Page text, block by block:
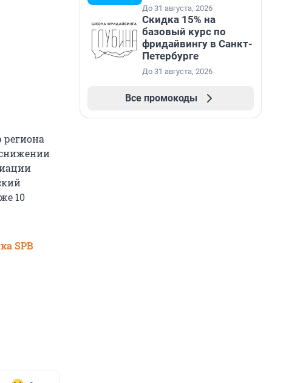
10
SPB
До 31 августа, 2026
Скидка 15% на
базовый курс по
фридайвингу в Санкт-
Петербурге
До 31 августа, 2026
Все промокоды